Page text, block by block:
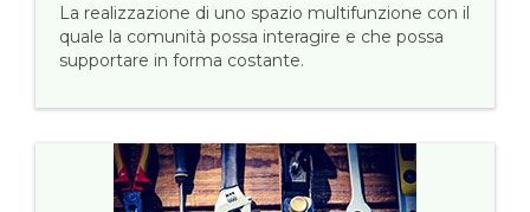
La realizzazione di uno spazio multifunzione con il
quale la comunità possa interagire e che possa
supportare in forma costante.